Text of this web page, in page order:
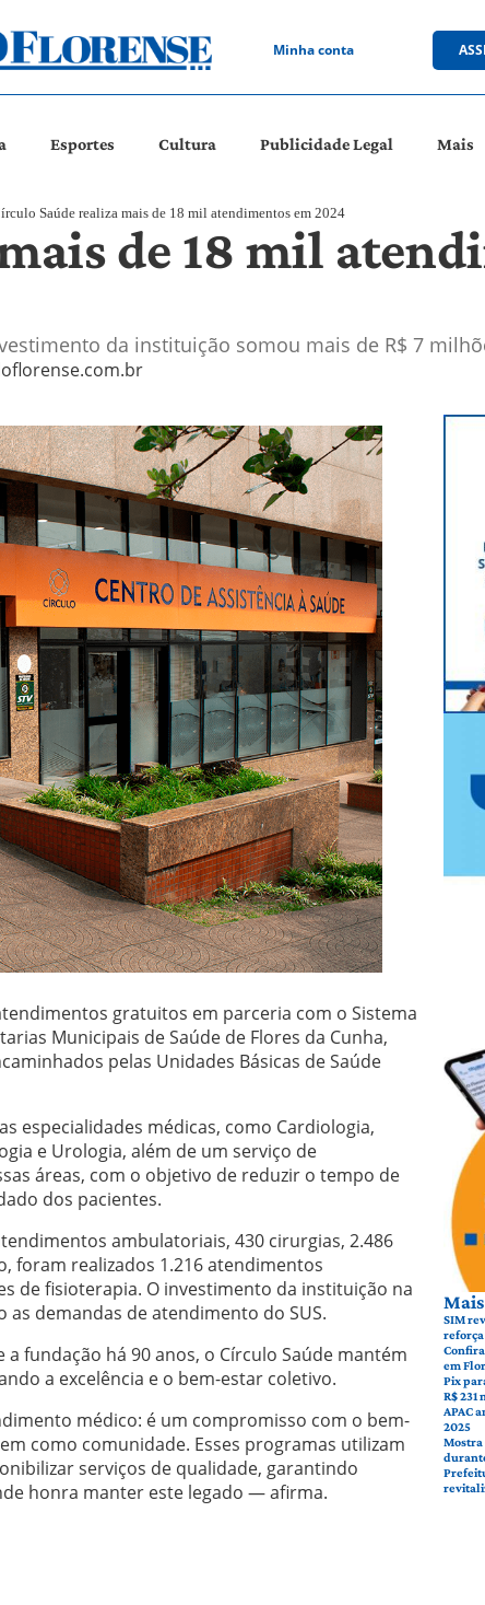
Minha conta
Esportes Cultura Publicidade Legal Mais
Saúde realiza mais de 18 mil atendimentos em 2024
de 18 mil
da instituição somou mais de R$ 7
gratuitos em parceria com o Sistema
Municipais de Saúde de Flores da Cunha,
pelas Unidades Básicas de Saúde
especialidades médicas, como Cardiologia,
e Urologia, além de um serviço de
áreas, com o objetivo de reduzir o tempo de
dos pacientes.
ambulatoriais, 430 cirurgias, 2.486
foram realizados 1.216 atendimentos
de fisioterapia. O investimento da instituição na
demandas de atendimento do SUS.
fundação há 90 anos, o Círculo Saúde mantém
a excelência e o bem-estar coletivo.
médico: é um compromisso com o bem-
como comunidade. Esses programas utilizam
serviços de qualidade, garantindo
honra manter este legado — afirma.
SIM
reforça
em
Pix
R$ 231
APAC
2025